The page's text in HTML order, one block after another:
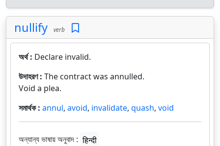
nullify verb
অর্থ : Declare invalid.
উদাহরণ : The contract was annulled.
Void a plea.
সমার্থক : annul, avoid, invalidate, quash, void
অন্যান্য ভাষায় অনুবাদ : हिन्दी